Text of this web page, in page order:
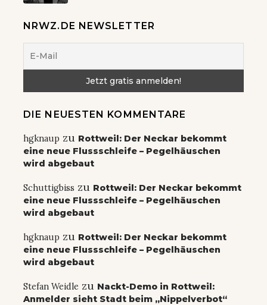
NRWZ.DE NEWSLETTER
DIE NEUESTEN KOMMENTARE
hgknaup zu Rottweil: Der Neckar bekommt
eine neue Flussschleife – Pegelhäuschen
wird abgebaut
Schuttigbiss zu Rottweil: Der Neckar bekommt
eine neue Flussschleife – Pegelhäuschen
wird abgebaut
hgknaup zu Rottweil: Der Neckar bekommt
eine neue Flussschleife – Pegelhäuschen
wird abgebaut
Stefan Weidle zu Nackt-Demo in Rottweil:
Anmelder sieht Stadt beim „Nippelverbot“